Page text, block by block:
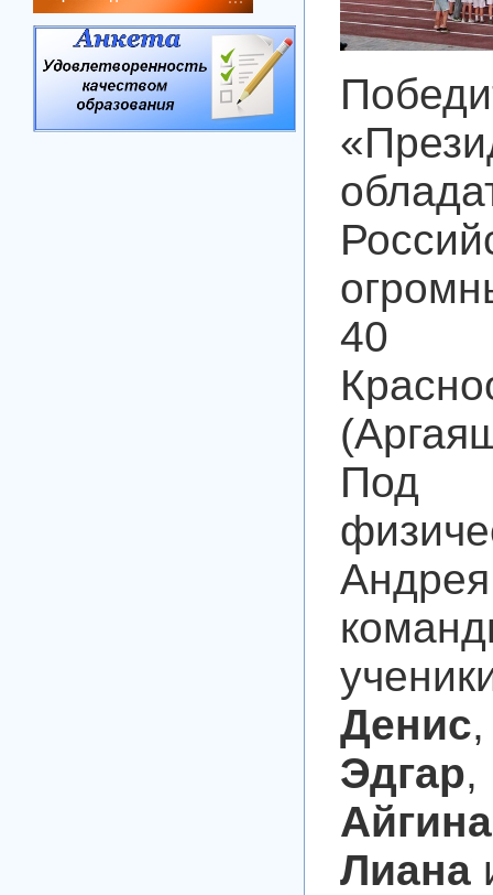
40
Под
Денис
Эдгар,
Айгина
Лиана